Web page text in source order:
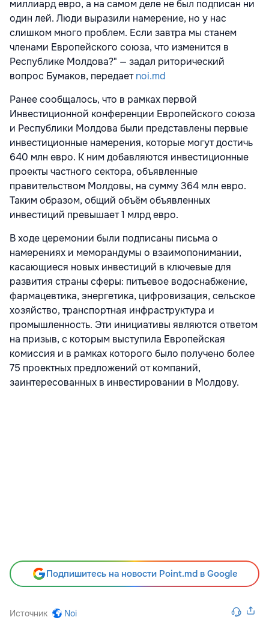
миллиард евро, а на самом деле не был подписан ни
один лей. Люди выразили намерение, но у нас
слишком много проблем. Если завтра мы станем
членами Европейского союза, что изменится в
Республике Молдова?" — задал риторический
вопрос Бумаков, передаетnoi.md
Ранее сообщалось, что в рамках первой
Инвестиционной конференции Европейского союза
и Республики Молдова были представлены первые
инвестиционные намерения, которые могут достичь
640 млн евро. К ним добавляются инвестиционные
проекты частного сектора, объявленные
правительством Молдовы, на сумму 364 млн евро.
Таким образом, общий объём объявленных
инвестиций превышает 1 млрд евро.
В ходе церемонии были подписаны письма о
намерениях и меморандумы о взаимопонимании,
касающиеся новых инвестиций в ключевые для
развития страны сферы: питьевое водоснабжение,
фармацевтика, энергетика, цифровизация, сельское
хозяйство, транспортная инфраструктура и
промышленность. Эти инициативы являются ответом
на призыв, с которым выступила Европейская
комиссия и в рамках которого было получено более
75 проектных предложений от компаний,
заинтересованных в инвестировании в Молдову.
Подпишитесь на новости Point.md в Google
Источник Noi